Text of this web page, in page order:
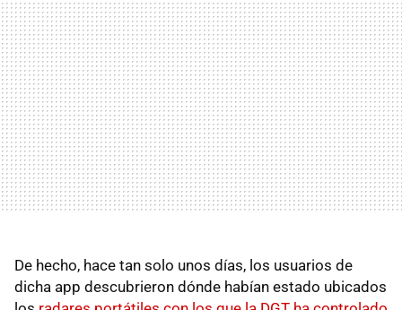
De hecho, hace tan solo unos días, los usuarios de
dicha app descubrieron dónde habían estado ubicados